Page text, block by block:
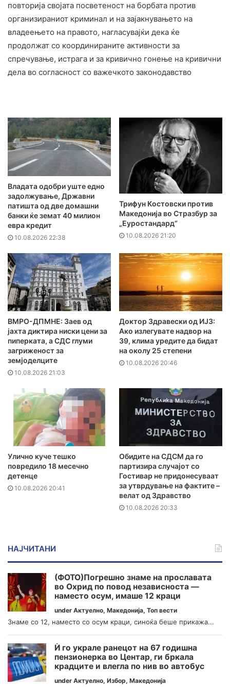
повторија својата посветеност на борбата против
организираниот криминал и на зајакнувањето на
владеењето на правото, нагласувајќи дека ќе
продолжат со координираните активности за
спречување, истрага и за кривично гонење на кривични
дела во согласност со важечкото законодавство
Владата одобри уште едно
задолжување, Државни
патишта од две домашни
банки ќе земат 40 милион
евра кредит
10.08.2026 22:38
Трифун Костовски против
Македонија во Стразбур за
„Еуростандард“
10.08.2026 21:20
ВМРО-ДПМНЕ: Заев од
јахта диктира ниски цени за
пиперката, а СДС глуми
загриженост за
земјоделците
10.08.2026 21:03
Доктор Здравески од ИЈЗ:
Ако излегувате надвор на
39, клима уредите да бидат
на околу 25 степени
10.08.2026 20:46
Улично куче тешко
повредило 18 месечно
детенце
10.08.2026 20:41
Обидите на СДСМ да го
партизира случајот со
Гостивар не придонесуваат
за утврдување на фактите –
велат од Здравство
10.08.2026 20:33
НАЈЧИТАНИ
(ФОТО)Погрешно знаме на прославата
во Охрид по повод независноста —
наместо осум, имаше 12 краци
under Актуелно, Македонија, Топ вести
Знаме со 12, наместо со осум краци, синоќа беше прикажа...
Ѝ го украле ранецот на 67 годишна
пензионерка во Центар, ги бркала
крадците и влегла по нив во автобус
under Актуелно, Избор, Македонија